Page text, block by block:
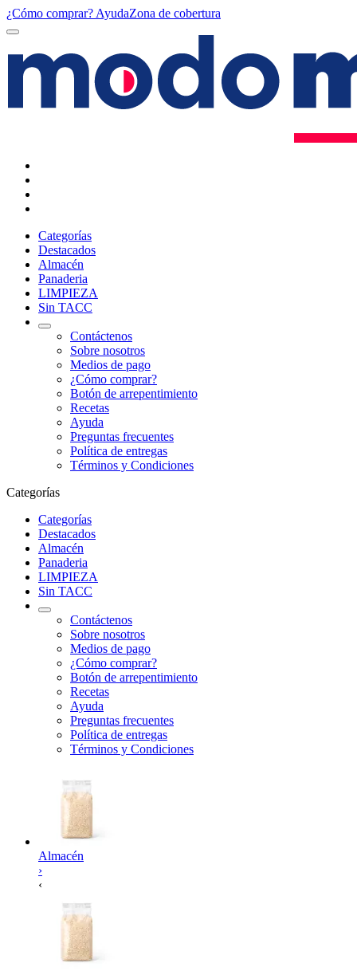
¿Cómo comprar? AyudaZona de cobertura
Categorías
Destacados
Almacén
Panaderia
LIMPIEZA
Sin TACC
Contáctenos
Sobre nosotros
Medios de pago
¿Cómo comprar?
Botón de arrepentimiento
Recetas
Ayuda
Preguntas frecuentes
Política de entregas
Términos y Condiciones
Categorías
Categorías
Destacados
Almacén
Panaderia
LIMPIEZA
Sin TACC
Contáctenos
Sobre nosotros
Medios de pago
¿Cómo comprar?
Botón de arrepentimiento
Recetas
Ayuda
Preguntas frecuentes
Política de entregas
Términos y Condiciones
Almacén
›
‹